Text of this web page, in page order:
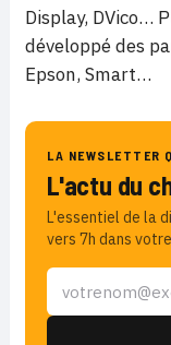
Display, DVico…
développé des
Epson, Smart…
LA NEWSLETTER
L'actu du
L'essentiel de la
vers 7h dans